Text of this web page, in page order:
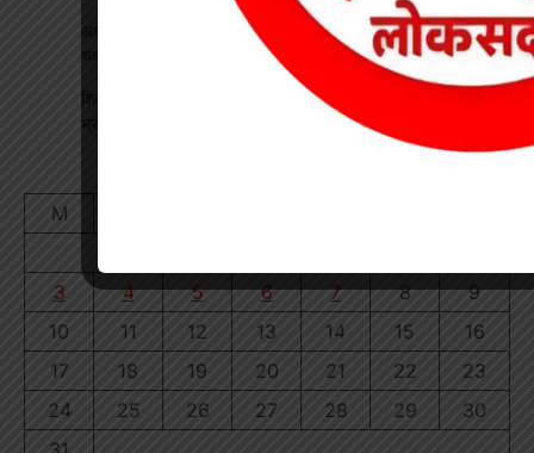
अधीक्षिका को हटाने की मांग पर छात्राओं का फूटा गुस्सा, NH-130 पर
शिक्षक बने कलेक्टर: कक्षा में पढ़ाया भौतिकी, 100% रिजल्ट पर इसरो
M
3
4 5 6 7 8
9
10
11 12 13 14 15
16
17
18 19 20 21 22
23
24
25 26 27 28 29
30